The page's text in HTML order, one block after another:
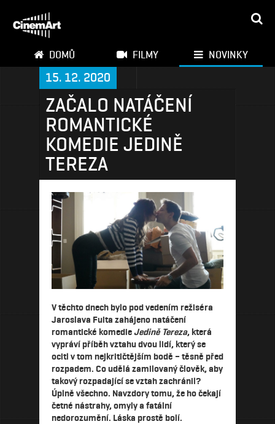
15. 12. 2020
ZAČALO NATÁČENÍ
ROMANTICKÉ
KOMEDIE JEDINĚ
TEREZA
V těchto dnech bylo pod vedením režiséra
Jaroslava Fuita zahájeno natáčení
romantické komedieJedině Tereza, která
vypráví příběh vztahu dvou lidí, který se
ocitl v tom nejkritičtějším bodě – těsně před
rozpadem. Co udělá zamilovaný člověk, aby
takový rozpadající se vztah zachránil?
Úplně všechno. Navzdory tomu, že ho čekají
četné nástrahy, omyly a fatální
nedorozumění. Láska prostě bolí.
DOMŮ FILMY NOVINKY